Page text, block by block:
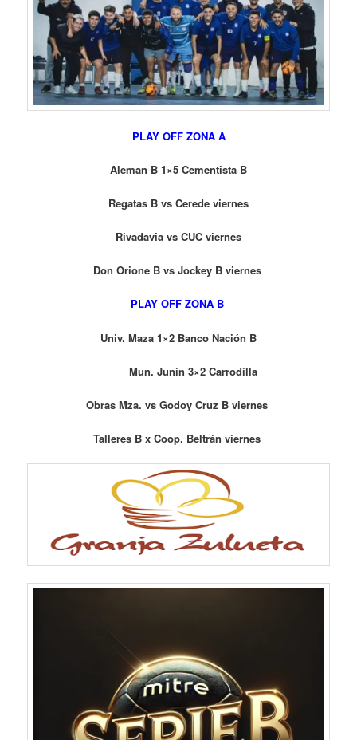
PLAY OFF ZONA A
Aleman B 1×5 Cementista B
Regatas B vs Cerede viernes
Rivadavia vs CUC viernes
Don Orione B vs Jockey B viernes
PLAY OFF ZONA B
Univ. Maza 1×2 Banco Nación B
Mun. Junin 3×2 Carrodilla
Obras Mza. vs Godoy Cruz B viernes
Talleres B x Coop. Beltrán viernes